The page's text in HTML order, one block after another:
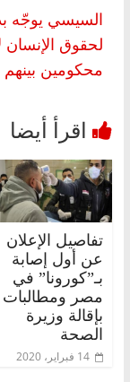
السيسي يوجّه
لحقوق
محكومين بينهم
تفاصيل الإعلان
عن أول إصابة
بـ”كورونا” في
مصر ومطالبات
بإقالة وزيرة
الصحة
14 فبراير، 2020